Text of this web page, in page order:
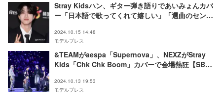
Stray Kidsハン、ギター弾き語りであいみょんカバ
ー「日本語で歌ってくれて嬉しい」「選曲のセンス
2024.10.15 14:48
モデルプレス
&TEAMがaespa「Supernova」、NEXZがStray
Kids「Chk Chk Boom」カバーで会場熱狂【SBS
2024.10.13 19:53
モデルプレス